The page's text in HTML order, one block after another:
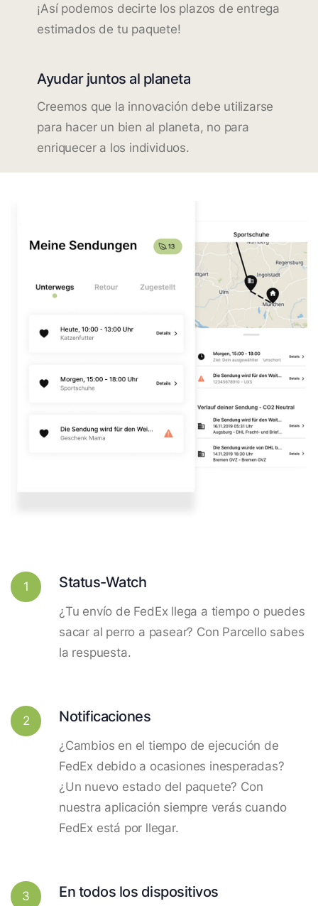
¡Así podemos decirte los plazos de entrega
estimados de tu paquete!
Ayudar juntos al planeta
Creemos que la innovación debe utilizarse
para hacer un bien al planeta, no para
enriquecer a los individuos.
1 Status-Watch
¿Tu envío de FedEx llega a tiempo o puedes
sacar al perro a pasear? Con Parcello sabes
la respuesta.
2 Notificaciones
¿Cambios en el tiempo de ejecución de
FedEx debido a ocasiones inesperadas?
¿Un nuevo estado del paquete? Con
nuestra aplicación siempre verás cuando
FedEx está por llegar.
3 En todos los dispositivos